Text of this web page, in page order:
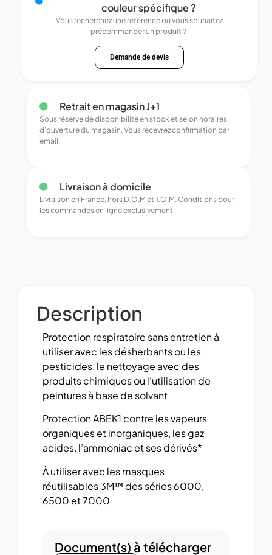
couleur spécifique ?
Vous recherchez une référence ou vous souhaitez
précommander un produit ?
Demande de devis
Retrait en magasin J+1
Sous réserve de disponibilité en stock et selon horaires
d’ouverture du magasin. Vous recevrez confirmation par
email.
Livraison à domicile
Livraison en France, hors D.O.M et T.O.M. Conditions pour
les commandes en ligne exclusivement.
Description
Protection respiratoire sans entretien à
utiliser avec les désherbants ou les
pesticides, le nettoyage avec des
produits chimiques ou l’utilisation de
peintures à base de solvant
Protection ABEK1 contre les vapeurs
organiques et inorganiques, les gaz
acides, l’ammoniac et ses dérivés*
À utiliser avec les masques
réutilisables 3M™ des séries 6000,
6500 et 7000
Document(s) à télécharger